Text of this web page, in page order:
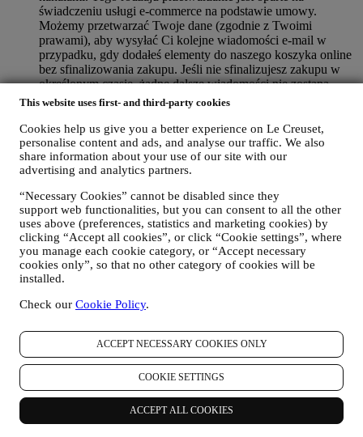
This website uses first- and third-party cookies
Cookies help us give you a better experience on Le Creuset,
personalise content and ads, and analyse our traffic. We also
share information about your use of our site with our
advertising and analytics partners.
“Necessary Cookies” cannot be disabled since they
support web functionalities, but you can consent to all the other
uses above (preferences, statistics and marketing cookies) by
clicking “Accept all cookies”, or click “Cookie settings”, where
you manage each cookie category, or “Accept necessary
cookies only”, so that no other category of cookies will be
installed.
Check our Cookie Policy.
ACCEPT NECESSARY COOKIES ONLY
COOKIE SETTINGS
ACCEPT ALL COOKIES
świadczeniu usługi e-commerce na podstawie umowy.
Możemy przetwarzać Twoje dane (zgodnie z Twoimi
prawami), aby wysyłać Ci kolejne wiadomości e-mail w
przypadku, gdy dodałeś elementy do naszego koszyka online
bez sfinalizowania zakupu. Jeśli nie sfinalizujesz zakupu w
określonym czasie, żadne dalsze wiadomości nie zostaną
wysłane.
W CELU INFORMOWANIA UŻYTKOWNIKA O
AKTUALNOŚCIACH ALBO OFERTACH
DOTYCZĄCYCH PRODUKTÓW LE CREUSET
Jeżeli użytkownik wyraził na to zgodę (na przykład poprzez
zapisanie się do naszego newslettera przy tworzeniu konta w
użytkownikowi spersonalizowane wiadomości marketingowe
oraz aktualności dotyczące inicjatyw Le Creuset w lokalnych
oddziałach, lokalnych jednostek stowarzyszonych oraz
partnerów. Będziemy kontaktować się z użytkownikiem
głównie pocztą elektroniczną albo za pośrednictwem mediów
społecznościowych, jak również korzystając z metod
produktów Le Creuset albo otwarcia nowych sklepów,
zorganizowanych przez Le Creuset, którymi użytkownik
może być zainteresowany, albo ofert specjalnych, które mogą
się mu spodobać, również na podstawie pewnych informacji
szczegółowych, które posiadamy o użytkowniku, takich jak
lokalizacja albo historia zakupów. Będziemy przetwarzać
dane użytkownika, aby lepiej zrozumieć jego